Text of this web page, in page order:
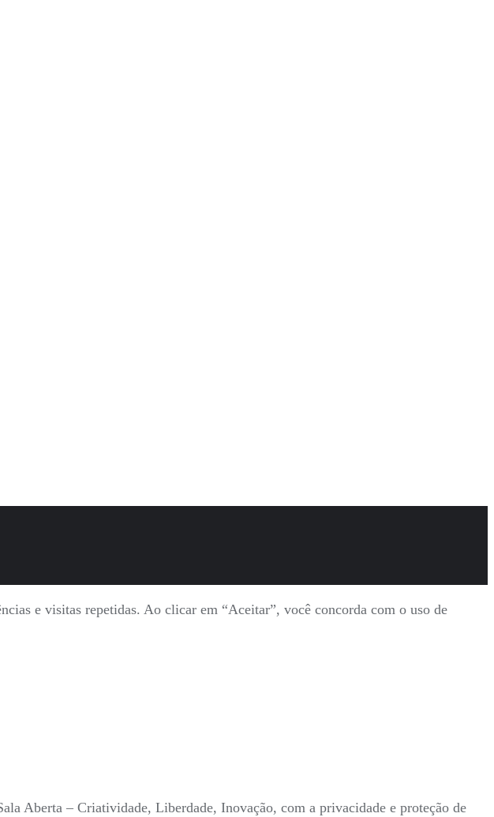
e visitas repetidas. Ao clicar em “Aceitar”, você concorda com o uso de
Aberta – Criatividade, Liberdade, Inovação, com a privacidade e proteção de